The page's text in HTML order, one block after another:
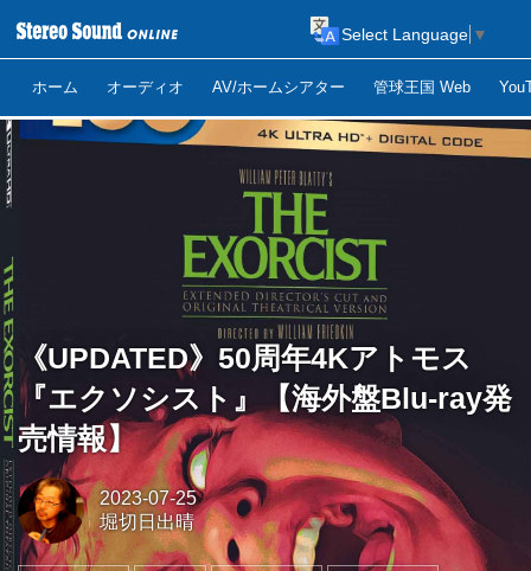
ホーム オーディオ AV/ホームシアター 管球王国 Web
Select Language ▼
《UPDATED》50周年4Kアトモス
『エクソシスト』【海外盤Blu-ray発
売情報】
2023-07-25
堀切日出晴